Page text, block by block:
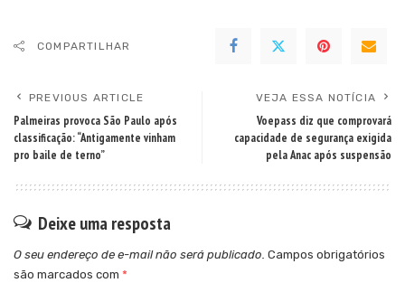
COMPARTILHAR
PREVIOUS ARTICLE
Palmeiras provoca São Paulo após
classificação: “Antigamente vinham
pro baile de terno”
VEJA ESSA NOTÍCIA
Voepass diz que comprovará
capacidade de segurança exigida
pela Anac após suspensão
Deixe uma resposta
O seu endereço de e-mail não será publicado. Campos obrigatórios
são marcados com *